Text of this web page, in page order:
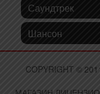
Саундтрек
Шансон
COPYRIGHT ©